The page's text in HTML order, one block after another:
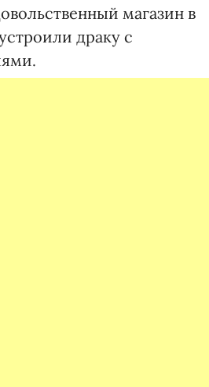
магазин в
драку с